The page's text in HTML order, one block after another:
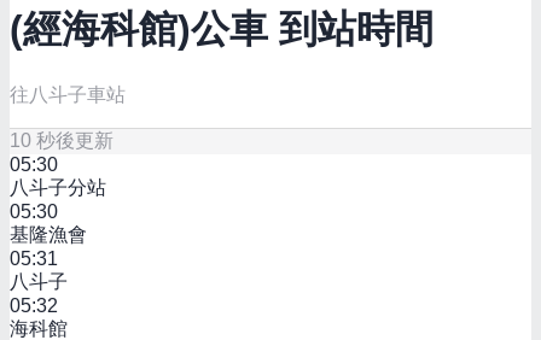
(經海科館)公車 到站時間
往八斗子車站
10 秒後更新
05:30
八斗子分站
05:30
基隆漁會
05:31
八斗子
05:32
海科館